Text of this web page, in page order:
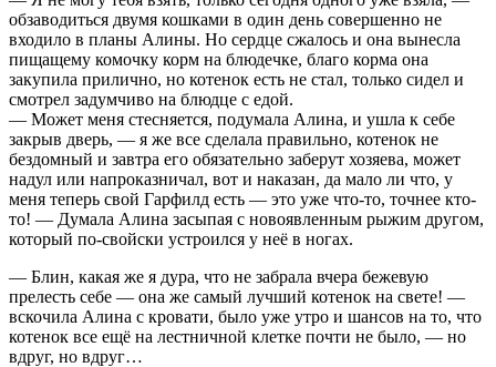
обзаводиться двумя кошками в один день совершенно не
входило в планы Алины. Но сердце сжалось и она вынесла
пищащему комочку корм на блюдечке, благо корма она
закупила прилично, но котенок есть не стал, только сидел и
смотрел задумчиво на блюдце с едой.
— Может меня стесняется, подумала Алина, и ушла к себе
закрыв дверь, — я же все сделала правильно, котенок не
бездомный и завтра его обязательно заберут хозяева, может
надул или напроказничал, вот и наказан, да мало ли что, у
меня теперь свой Гарфилд есть — это уже что-то, точнее кто-
то! — Думала Алина засыпая с новоявленным рыжим другом,
который по-свойски устроился у неё в ногах.
— Блин, какая же я дура, что не забрала вчера бежевую
прелесть себе — она же самый лучший котенок на свете! —
вскочила Алина с кровати, было уже утро и шансов на то, что
котенок все ещё на лестничной клетке почти не было, — но
вдруг, но вдруг…